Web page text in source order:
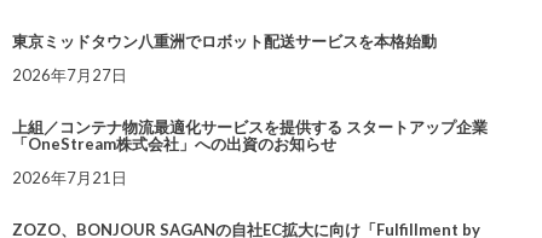
東京ミッドタウン八重洲でロボット配送サービスを本格始動
2026年7月27日
上組／コンテナ物流最適化サービスを提供する スタートアップ企業
「OneStream株式会社」への出資のお知らせ
2026年7月21日
ZOZO、BONJOUR SAGANの自社EC拡大に向け「Fulfillment by